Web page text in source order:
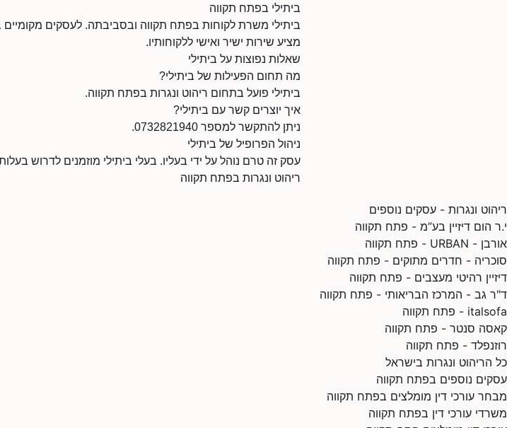
ביתילי בפתח תקווה
ביתילי משרת לקוחות בפתח תקווה ובסביבתה. לעסקים מקומיים
מציע שירות ישיר ואישי ללקוחותיו.
שאלות נפוצות על ביתילי
מה תחום הפעילות של ביתילי?
ביתילי פועל בתחום ריהוט ונגרות בפתח תקווה.
איך יוצרים קשר עם ביתילי?
ניתן להתקשר למספר 0732821940.
ניהול הפרופיל של ביתילי
עסק זה טרם נוהל על ידי בעליו. בעלי ביתילי מוזמנים לדרוש
ריהוט ונגרות בפתח תקווה
ריהוט ונגרות - עסקים נוספים
י.ר הום דיזיין בע”מ - פתח תקווה
אורבן - URBAN - פתח תקווה
סוכריה - חדרים מתוקים - פתח תקווה
דיזיין רהיטי מעצבים - פתח תקווה
ד"ר גב - המרכז הבריאותי - פתח תקווה
italsofa - פתח תקווה
קאסה סנטר - פתח תקווה
רוזנפלד - פתח תקווה
כל הריהוט ונגרות בישראל
עסקים נוספים בפתח תקווה
מבחר עורכי דין מומלצים בפתח תקווה
משרדי עורכי דין בפתח תקווה